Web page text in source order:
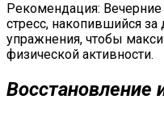
Рекомендация: Вечерние
стресс, накопившийся
упражнения, чтобы
физической активности.
Восстановление